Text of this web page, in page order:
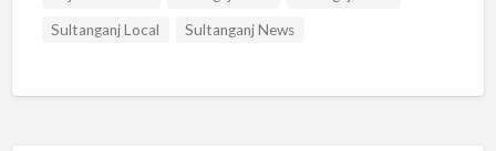
Sultanganj Local
Sultanganj News